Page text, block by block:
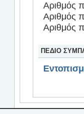
Αριθμός
Αριθμός
Αριθμός
ΠΕΔΙΟ